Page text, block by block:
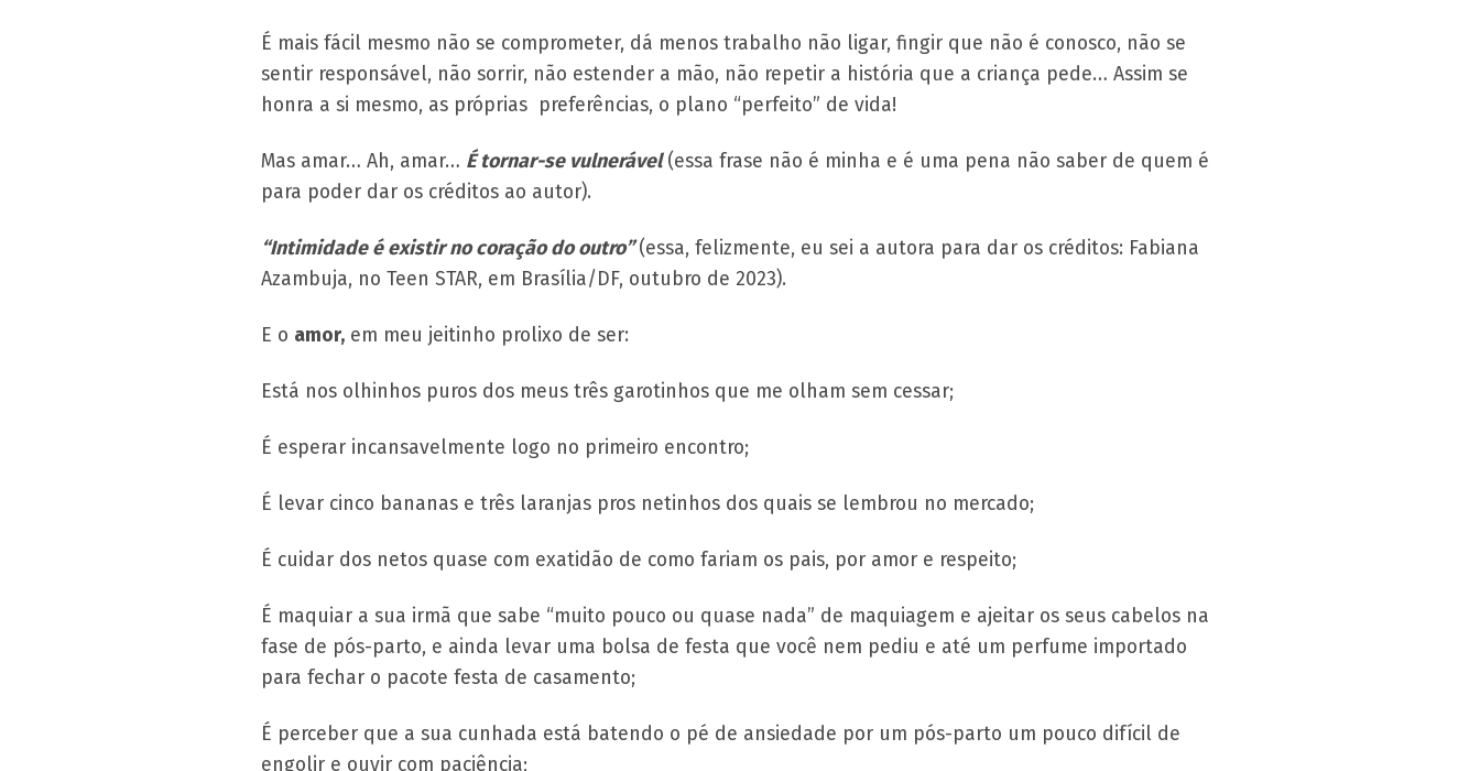
É mais fácil mesmo não se comprometer, dá menos trabalho não ligar, fingir que não é conosco, não se
sentir responsável, não sorrir, não estender a mão, não repetir a história que a criança pede… Assim se
honra a si mesmo, as próprias preferências, o plano “perfeito” de vida!
Mas amar… Ah, amar… É tornar-se vulnerável (essa frase não é minha e é uma pena não saber de quem é
para poder dar os créditos ao autor).
“Intimidade é existir no coração do outro”(essa, felizmente, eu sei a autora para dar os créditos: Fabiana
Azambuja, no Teen STAR, em Brasília/DF, outubro de 2023).
E o amor, em meu jeitinho prolixo de ser:
Está nos olhinhos puros dos meus três garotinhos que me olham sem cessar;
É esperar incansavelmente logo no primeiro encontro;
É levar cinco bananas e três laranjas pros netinhos dos quais se lembrou no mercado;
É cuidar dos netos quase com exatidão de como fariam os pais, por amor e respeito;
É maquiar a sua irmã que sabe “muito pouco ou quase nada” de maquiagem e ajeitar os seus cabelos na
fase de pós-parto, e ainda levar uma bolsa de festa que você nem pediu e até um perfume importado
para fechar o pacote festa de casamento;
É perceber que a sua cunhada está batendo o pé de ansiedade por um pós-parto um pouco difícil de
engolir e ouvir com paciência;